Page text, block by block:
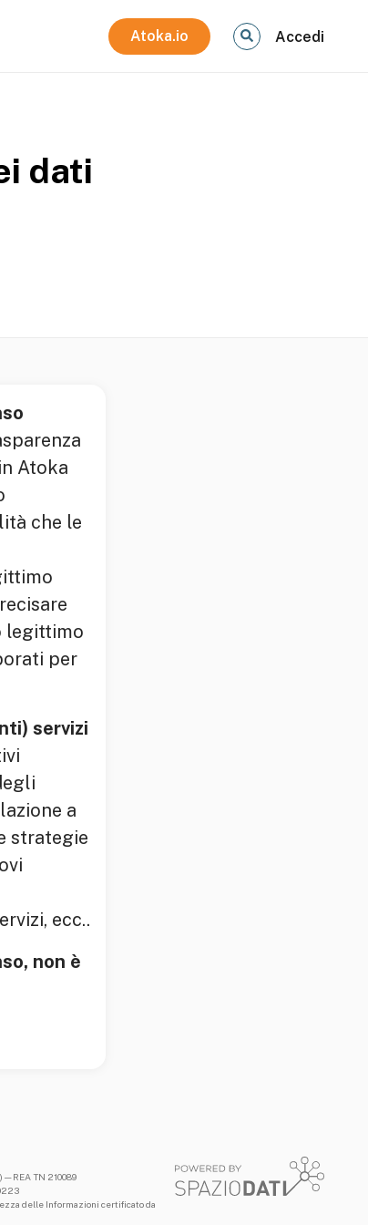
Atoka.io Accedi
dati
Atoka
che le
legittimo
per
servizi
a
strategie
ecc..
non è
REA TN 210089
delle Informazioni certificato da